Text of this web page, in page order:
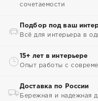
сочетаемости
Подбор под ваш
Всё для интерьера в
15+ лет в интерьере
Опыт работы с
Доставка по России
Бережная и надежная